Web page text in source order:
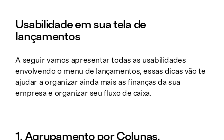
Usabilidade em sua tela de
lançamentos
A seguir vamos apresentar todas as usabilidades
envolvendo o menu de lançamentos, essas dicas vão te
ajudar a organizar ainda mais as finanças da sua
empresa e organizar seu fluxo de caixa.
1. Agrupamento por Colunas.